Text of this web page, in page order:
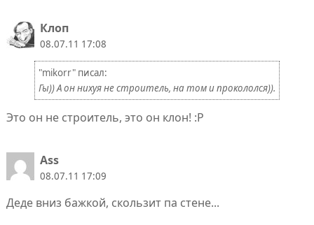
Клoп
08.07.11 17:08
"mikorr" писал:
Гы)) А он нихуя не строитель, на том и прокололся)).
Это он не строитель, это он клон! :Р
Ass
08.07.11 17:09
Деде вниз бажкой, скользит па стене...